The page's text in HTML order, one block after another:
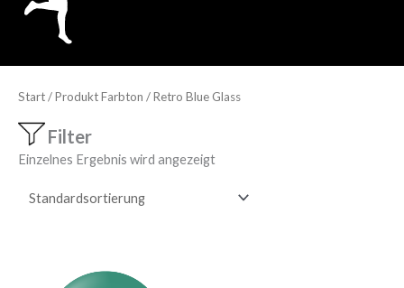
Start/ Produkt Farbton / Retro Blue Glass
Filter
Einzelnes Ergebnis wird angezeigt